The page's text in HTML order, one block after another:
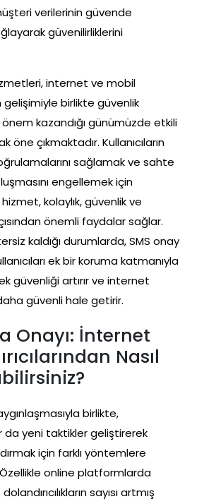
verilerinin güvende
güvenilirliklerini
internet ve mobil
gelişimiyle birlikte güvenlik
kazandığı günümüzde etkili
öne çıkmaktadır. Kullanıcıların
sağlamak ve sahte
engellemek için
kolaylık, güvenlik ve
önemli faydalar sağlar.
kaldığı durumlarda, SMS onay
ek bir koruma katmanıyla
güvenliği artırır ve internet
güvenli hale getirir.
Onayı: İnternet
Nasıl
birlikte,
da yeni taktikler geliştirerek
için farklı yöntemlere
online platformlarda
sayısı artmış